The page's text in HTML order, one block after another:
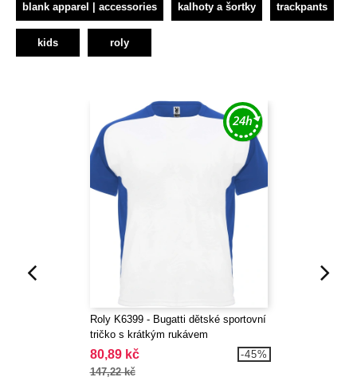
blank apparel | accessories kalhoty a šortky trackpants
kids roly
Roly K6399 - Bugatti dětské sportovní
tričko s krátkým rukávem
80,89 kč
147,22 kč
-45%